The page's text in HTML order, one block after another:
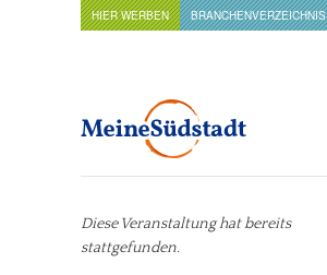
HIER WERBEN BRANCHENVERZEICHNIS
Diese Veranstaltung hat bereits
stattgefunden.